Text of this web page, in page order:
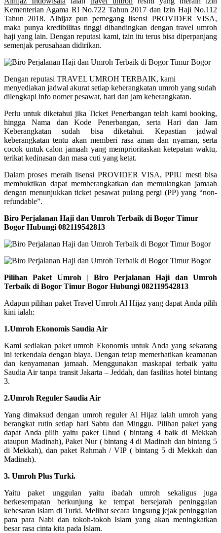
Kementerian Agama RI No.722 Tahun 2017 dan Izin Haji No.112
Tahun 2018. Alhijaz pun pemegang lisensi PROVIDER VISA,
maka punya kredibilitas tinggi dibandingkan dengan travel umroh
haji yang lain. Dengan reputasi kami, izin itu terus bisa diperpanjang
semenjak perusahaan didirikan.
Dengan reputasi TRAVEL UMROH TERBAIK, kami
menyediakan jadwal akurat setiap keberangkatan umroh yang sudah
dilengkapi info nomer pesawat, hari dan jam keberangkatan.
Perlu untuk diketahui jika Ticket Penerbangan telah kami booking,
hingga Nama dan Kode Penerbangan, serta Hari dan Jam
Keberangkatan sudah bisa diketahui. Kepastian jadwal
keberangkatan tentu akan memberi rasa aman dan nyaman, serta
cocok untuk calon jamaah yang memprioritaskan ketepatan waktu,
terikat kedinasan dan masa cuti yang ketat.
Dalam proses meraih lisensi PROVIDER VISA, PPIU mesti bisa
membuktikan dapat memberangkatkan dan memulangkan jamaah
dengan menunjukkan ticket pesawat pulang pergi (PP) yang “non-
refundable”.
Biro Perjalanan Haji dan Umroh Terbaik di Bogor Timur
Bogor Hubungi 082119542813
Pilihan Paket Umroh | Biro Perjalanan Haji dan Umroh
Terbaik di Bogor Timur Bogor Hubungi 082119542813
Adapun pilihan paket Travel Umroh Al Hijaz yang dapat Anda pilih
kini ialah:
1.Umroh Ekonomis Saudia Air
Kami sediakan paket umroh Ekonomis untuk Anda yang sekarang
ini terkendala dengan biaya. Dengan tetap memerhatikan keamanan
dan kenyamanan jamaah. Menggunakan maskapai terbaik yaitu
Saudia Air tanpa transit Jakarta – Jeddah, dan fasilitas hotel bintang
3.
2.Umroh Reguler Saudia Air
Yang dimaksud dengan umroh reguler Al Hijaz ialah umroh yang
berangkat rutin setiap hari Sabtu dan Minggu. Pilihan paket yang
dapat Anda pilih yaitu paket Uhud ( bintang 4 baik di Mekkah
ataupun Madinah), Paket Nur ( bintang 4 di Madinah dan bintang 5
di Mekkah), dan paket Rahmah / VIP ( bintang 5 di Mekkah dan
Madinah).
3. Umroh Plus Turki.
Yaitu paket unggulan yaitu ibadah umroh sekaligus juga
berkesempatan berkunjung ke tempat bersejarah peninggalan
kebesaran Islam di Turki. Melihat secara langsung jejak peninggalan
para para Nabi dan tokoh-tokoh Islam yang akan meningkatkan
besar rasa cinta kita pada Islam.